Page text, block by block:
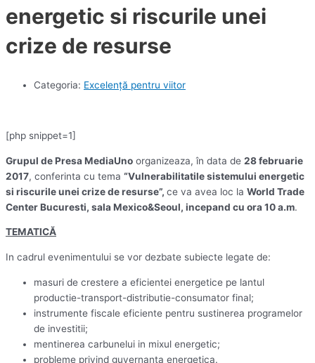
energetic si riscurile unei
crize de resurse
Categoria: Excelență pentru viitor
[php snippet=1]
Grupul de Presa MediaUno organizeaza, în data de 28 februarie
2017, conferinta cu tema “Vulnerabilitatile sistemului energetic
si riscurile unei crize de resurse”, ce va avea loc la World Trade
Center Bucuresti, sala Mexico&Seoul, incepand cu ora 10 a.m.
TEMATICĂ
In cadrul evenimentului se vor dezbate subiecte legate de:
masuri de crestere a eficientei energetice pe lantul
productie-transport-distributie-consumator final;
instrumente fiscale eficiente pentru sustinerea programelor
de investitii;
mentinerea carbunelui in mixul energetic;
probleme privind guvernanta energetica.